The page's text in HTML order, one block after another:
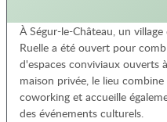
À Ségur-le-Château, un
Ruelle a été ouvert pour
d'espaces conviviaux ouverts
maison privée, le lieu
coworking et accueille
des événements culturels.